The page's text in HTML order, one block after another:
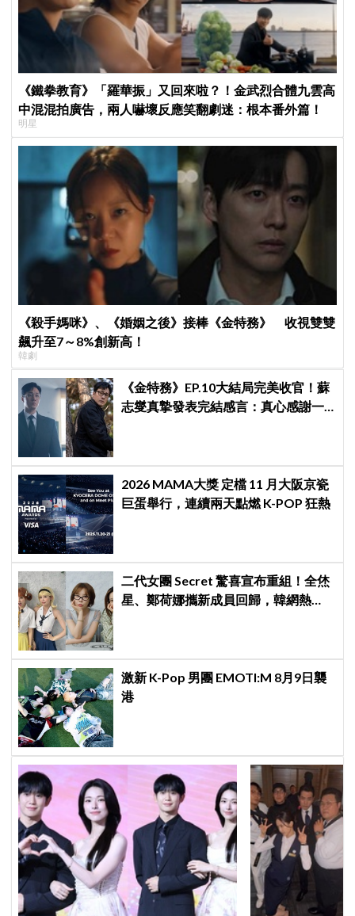
《鐵拳教育》「羅華振」又回來啦？！金武烈合體九雲高
中混混拍廣告，兩人嚇壞反應笑翻劇迷：根本番外篇！
明星
《殺手媽咪》、《婚姻之後》接棒《金特務》 收視雙雙
飆升至7～8%創新高！
韓劇
《金特務》EP.10大結局完美收官！蘇
志燮真摯發表完結感言：真心感謝一
2026 MAMA大獎 定檔 11 月大阪京瓷
巨蛋舉行，連續兩天點燃 K-POP 狂熱
二代女團 Secret 驚喜宣布重組！全烋
星、鄭荷娜攜新成員回歸，韓網熱
激新 K-Pop 男團 EMOTI:M 8月9日襲
港